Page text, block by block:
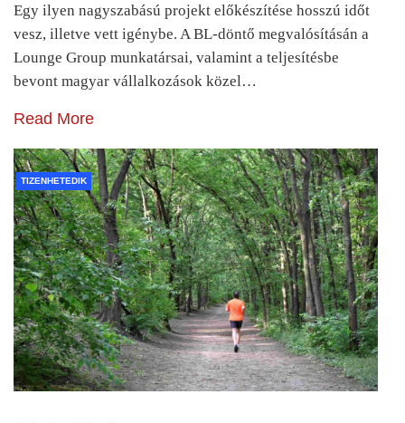
Egy ilyen nagyszabású projekt előkészítése hosszú időt
vesz, illetve vett igénybe. A BL-döntő megvalósításán a
Lounge Group munkatársai, valamint a teljesítésbe
bevont magyar vállalkozások közel…
Read More
TIZENHETEDIK